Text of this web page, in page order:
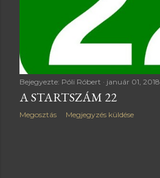
Bejegyezte: Póli Róbert január 01, 2018
A STARTSZÁM 22
Megosztás Megjegyzés küldése